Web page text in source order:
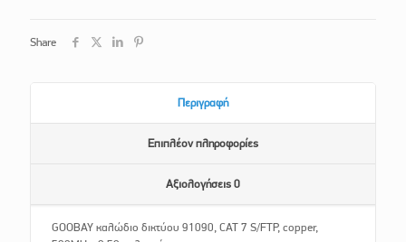
Share
Περιγραφή
Επιπλέον πληροφορίες
Αξιολογήσεις 0
GOOBAY καλώδιο δικτύου 91090, CAT 7 S/FTP, copper,